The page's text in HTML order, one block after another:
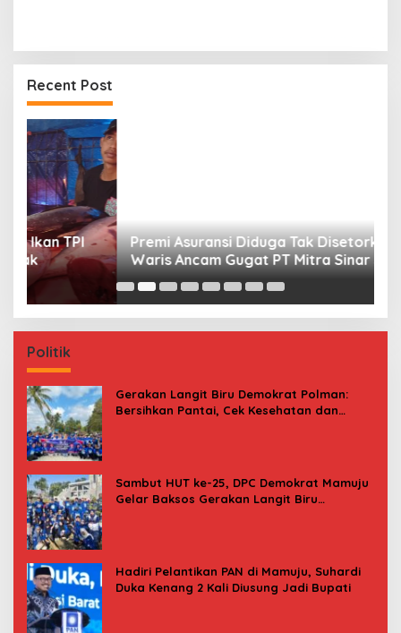
Recent Post
Premi Asuransi Diduga Tak Disetorkan, Ahli
Waris Ancam Gugat PT Mitra Sinar Sepadan
Finance ke PN Mamuju
Politik
Gerakan Langit Biru Demokrat Polman:
Bersihkan Pantai, Cek Kesehatan dan
Sambut HUT ke-25, DPC Demokrat Mamuju
Gelar Baksos Gerakan Langit Biru
Hadiri Pelantikan PAN di Mamuju, Suhardi
Duka Kenang 2 Kali Diusung Jadi Bupati